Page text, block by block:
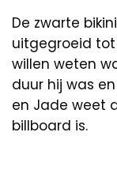
De zwarte
uitgegroeid tot
willen weten
duur hij was
en Jade weet
billboard is.